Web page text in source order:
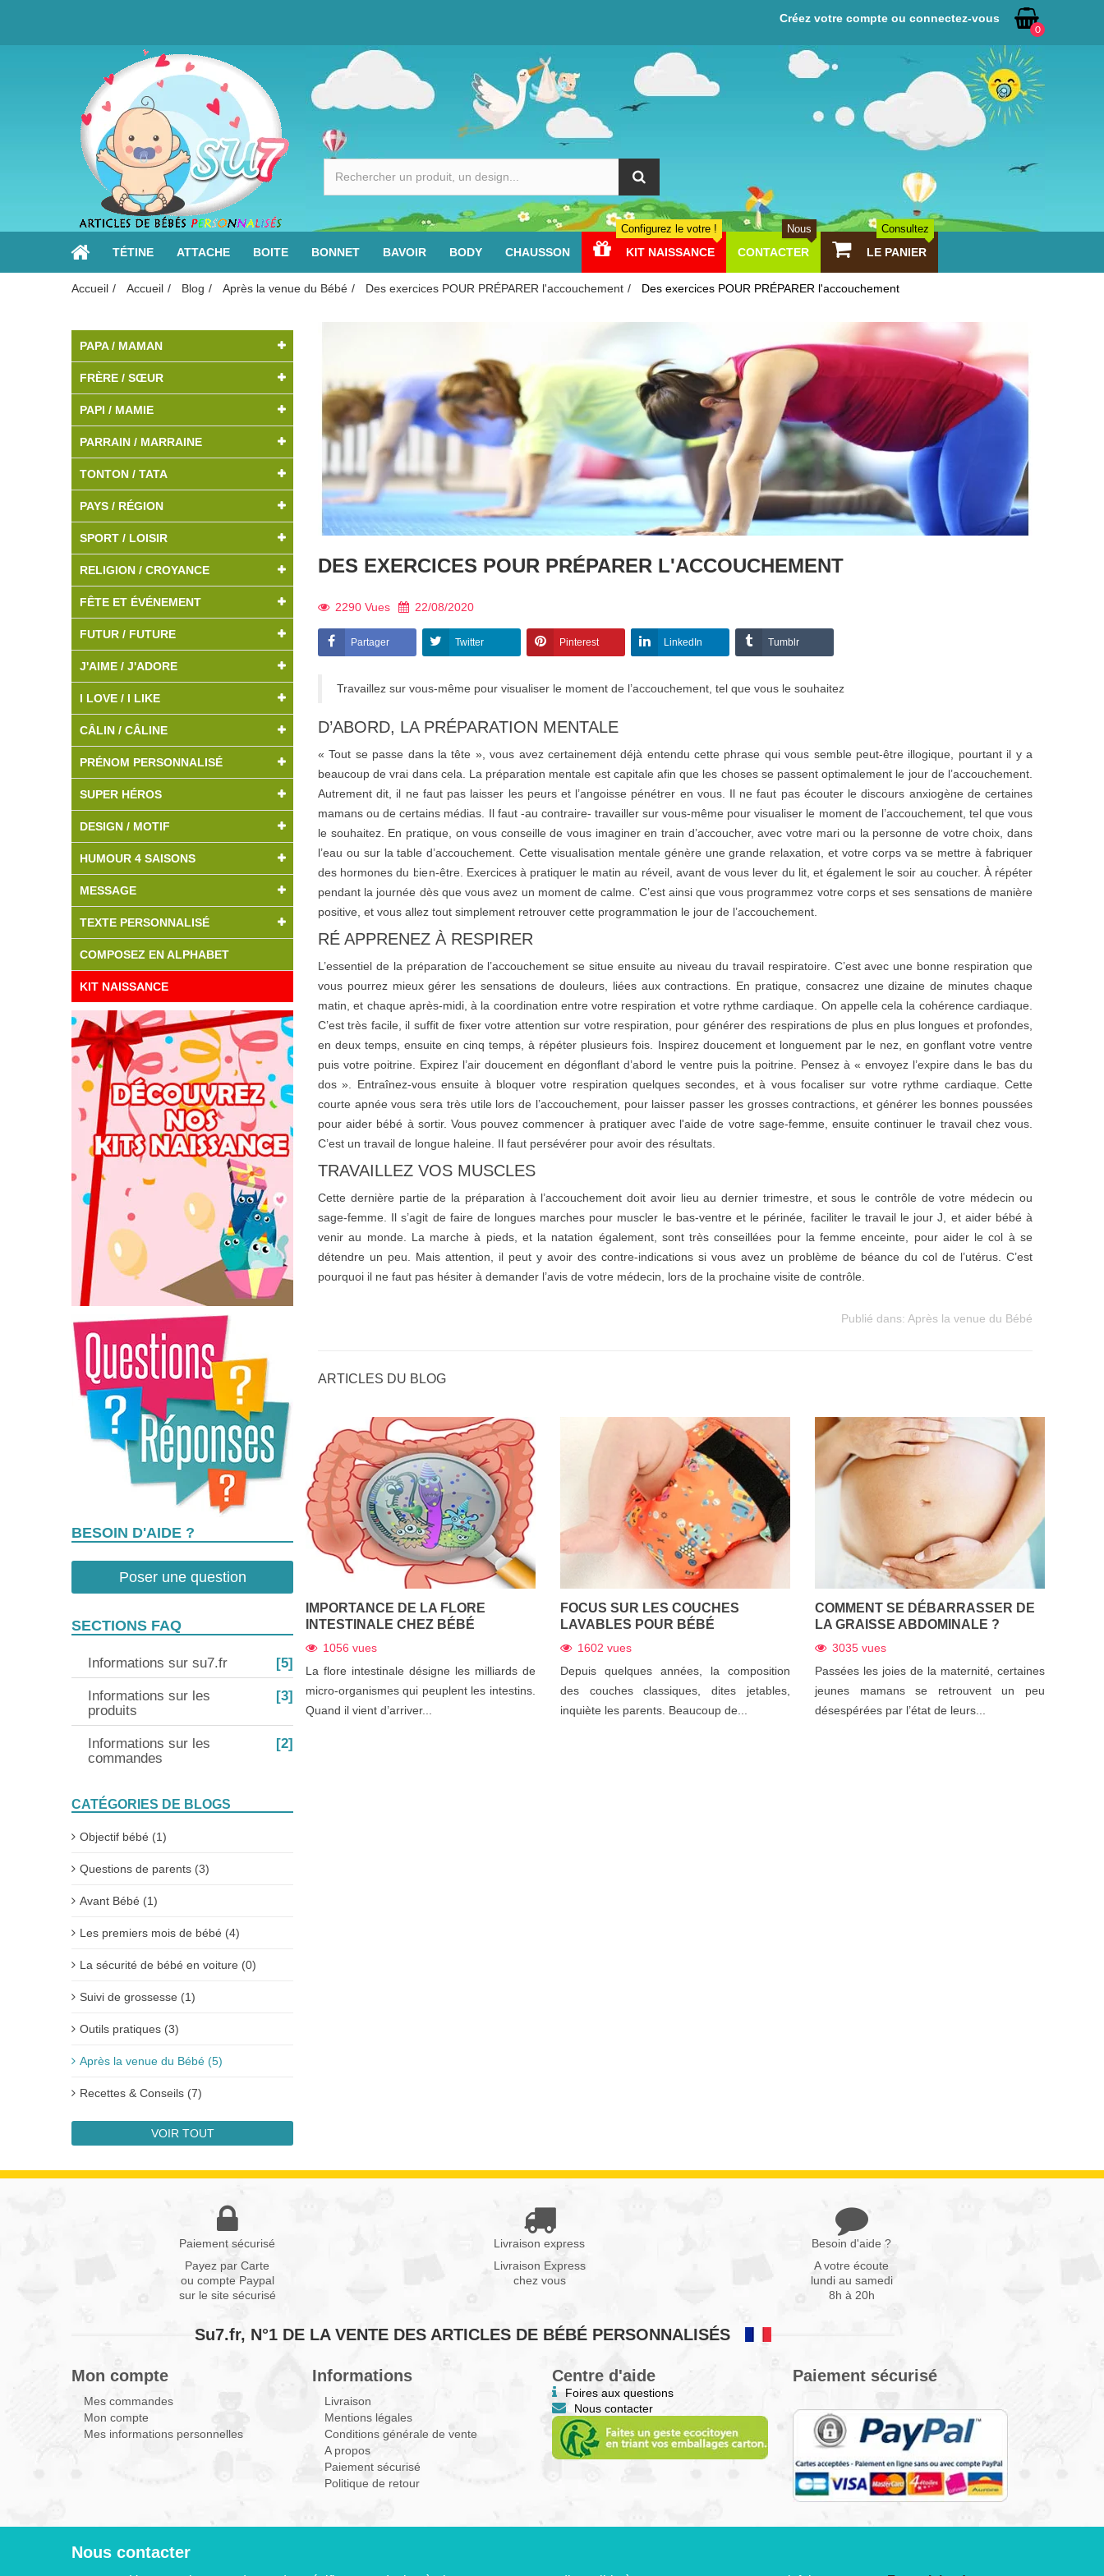
0
Créez votre compte ou connectez-vous
TÉTINE ATTACHE BOITE BONNET BAVOIR BODY CHAUSSON KIT NAISSANCE
Configurez le votre !
CONTACTER
Nous
LE PANIER
Consultez
Accueil Accueil Blog Après la venue du Bébé Des exercices POUR PRÉPARER l'accouchement Des exercices POUR PRÉPARER l'accouchement
DES EXERCICES POUR PRÉPARER L'ACCOUCHEMENT
2290 Vues 22/08/2020
Partager Twitter Pinterest LinkedIn Tumblr
Travaillez sur vous-même pour visualiser le moment de l’accouchement, tel que vous le souhaitez
D’ABORD, LA PRÉPARATION MENTALE
« Tout se passe dans la tête », vous avez certainement déjà entendu cette phrase qui vous semble peut-être illogique, pourtant il y a
beaucoup de vrai dans cela. La préparation mentale est capitale afin que les choses se passent optimalement le jour de l’accouchement.
Autrement dit, il ne faut pas laisser les peurs et l’angoisse pénétrer en vous. Il ne faut pas écouter le discours anxiogène de certaines
mamans ou de certains médias. Il faut -au contraire- travailler sur vous-même pour visualiser le moment de l’accouchement, tel que vous
le souhaitez. En pratique, on vous conseille de vous imaginer en train d’accoucher, avec votre mari ou la personne de votre choix, dans
l’eau ou sur la table d’accouchement. Cette visualisation mentale génère une grande relaxation, et votre corps va se mettre à fabriquer
des hormones du bien-être. Exercices à pratiquer le matin au réveil, avant de vous lever du lit, et également le soir au coucher. À répéter
pendant la journée dès que vous avez un moment de calme. C’est ainsi que vous programmez votre corps et ses sensations de manière
positive, et vous allez tout simplement retrouver cette programmation le jour de l’accouchement.
RÉ APPRENEZ À RESPIRER
L’essentiel de la préparation de l’accouchement se situe ensuite au niveau du travail respiratoire. C’est avec une bonne respiration que
vous pourrez mieux gérer les sensations de douleurs, liées aux contractions. En pratique, consacrez une dizaine de minutes chaque
matin, et chaque après-midi, à la coordination entre votre respiration et votre rythme cardiaque. On appelle cela la cohérence cardiaque.
C’est très facile, il suffit de fixer votre attention sur votre respiration, pour générer des respirations de plus en plus longues et profondes,
en deux temps, ensuite en cinq temps, à répéter plusieurs fois. Inspirez doucement et longuement par le nez, en gonflant votre ventre
puis votre poitrine. Expirez l’air doucement en dégonflant d’abord le ventre puis la poitrine. Pensez à « envoyez l’expire dans le bas du
dos ». Entraînez-vous ensuite à bloquer votre respiration quelques secondes, et à vous focaliser sur votre rythme cardiaque. Cette
courte apnée vous sera très utile lors de l’accouchement, pour laisser passer les grosses contractions, et générer les bonnes poussées
pour aider bébé à sortir. Vous pouvez commencer à pratiquer avec l'aide de votre sage-femme, ensuite continuer le travail chez vous.
C’est un travail de longue haleine. Il faut persévérer pour avoir des résultats.
TRAVAILLEZ VOS MUSCLES
Cette dernière partie de la préparation à l’accouchement doit avoir lieu au dernier trimestre, et sous le contrôle de votre médecin ou
sage-femme. Il s’agit de faire de longues marches pour muscler le bas-ventre et le périnée, faciliter le travail le jour J, et aider bébé à
venir au monde. La marche à pieds, et la natation également, sont très conseillées pour la femme enceinte, pour aider le col à se
détendre un peu. Mais attention, il peut y avoir des contre-indications si vous avez un problème de béance du col de l’utérus. C’est
pourquoi il ne faut pas hésiter à demander l’avis de votre médecin, lors de la prochaine visite de contrôle.
Publié dans: Après la venue du Bébé
ARTICLES DU BLOG
IMPORTANCE DE LA FLORE
INTESTINALE CHEZ BÉBÉ
1056 vues
La flore intestinale désigne les milliards de
micro-organismes qui peuplent les intestins.
Quand il vient d’arriver...
FOCUS SUR LES COUCHES
LAVABLES POUR BÉBÉ
1602 vues
Depuis quelques années, la composition
des couches classiques, dites jetables,
inquiète les parents. Beaucoup de...
COMMENT SE DÉBARRASSER DE
LA GRAISSE ABDOMINALE ?
3035 vues
Passées les joies de la maternité, certaines
jeunes mamans se retrouvent un peu
désespérées par l’état de leurs...
PAPA / MAMAN
FRÈRE / SŒUR
PAPI / MAMIE
PARRAIN / MARRAINE
TONTON / TATA
PAYS / RÉGION
SPORT / LOISIR
RELIGION / CROYANCE
FÊTE ET ÉVÉNEMENT
FUTUR / FUTURE
J'AIME / J'ADORE
I LOVE / I LIKE
CÂLIN / CÂLINE
PRÉNOM PERSONNALISÉ
SUPER HÉROS
DESIGN / MOTIF
HUMOUR 4 SAISONS
MESSAGE
TEXTE PERSONNALISÉ
COMPOSEZ EN ALPHABET
KIT NAISSANCE
BESOIN D'AIDE ?
Poser une question
SECTIONS FAQ
Informations sur su7.fr [5]
Informations sur les
produits
[3]
Informations sur les
commandes
[2]
CATÉGORIES DE BLOGS
Objectif bébé (1)
Questions de parents (3)
Avant Bébé (1)
Les premiers mois de bébé (4)
La sécurité de bébé en voiture (0)
Suivi de grossesse (1)
Outils pratiques (3)
Après la venue du Bébé (5)
Recettes & Conseils (7)
VOIR TOUT
Paiement sécurisé
Payez par Carte
ou compte Paypal
sur le site sécurisé
Livraison express
Livraison Express
chez vous
Besoin d'aide ?
A votre écoute
lundi au samedi
8h à 20h
Su7.fr, N°1 DE LA VENTE DES ARTICLES DE BÉBÉ PERSONNALISÉS
Mon compte
Mes commandes
Mon compte
Mes informations personnelles
Informations
Livraison
Mentions légales
Conditions générale de vente
A propos
Paiement sécurisé
Politique de retour
Centre d'aide
Foires aux questions
Nous contacter
Paiement sécurisé
Nous contacter